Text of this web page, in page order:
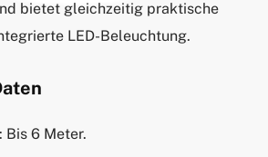
bietet gleichzeitig praktische
LED-Beleuchtung.
Bis 6 Meter.